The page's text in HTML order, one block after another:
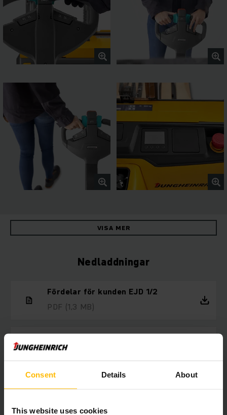
Consent Details About
This website uses cookies
VISA MER
Nedladdningar
Fördelar för kunden EJD 1/2
PDF (1,3 MB)
Tekniska data EJD 1/2
PDF(551,7 KB)
Hyr truck så länge du behöver